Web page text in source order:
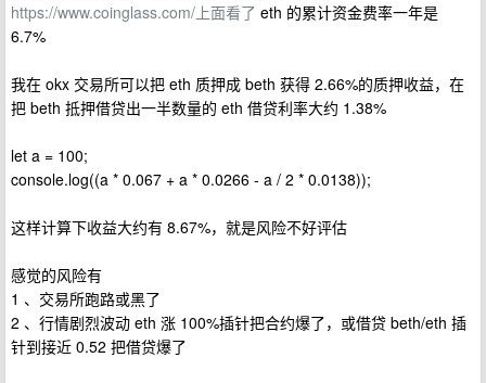
https://www.coinglass.com/上面看了 eth 的累计资金费率一年是
6.7%
我在 okx 交易所可以把 eth 质押成 beth 获得 2.66%的质押收益，在
把 beth 抵押借贷出一半数量的 eth 借贷利率大约 1.38%
let a = 100;
console.log((a * 0.067 + a * 0.0266 - a / 2 * 0.0138));
这样计算下收益大约有 8.67%，就是风险不好评估
感觉的风险有
1 、交易所跑路或黑了
2 、行情剧烈波动 eth 涨 100%插针把合约爆了，或借贷 beth/eth 插
针到接近 0.52 把借贷爆了